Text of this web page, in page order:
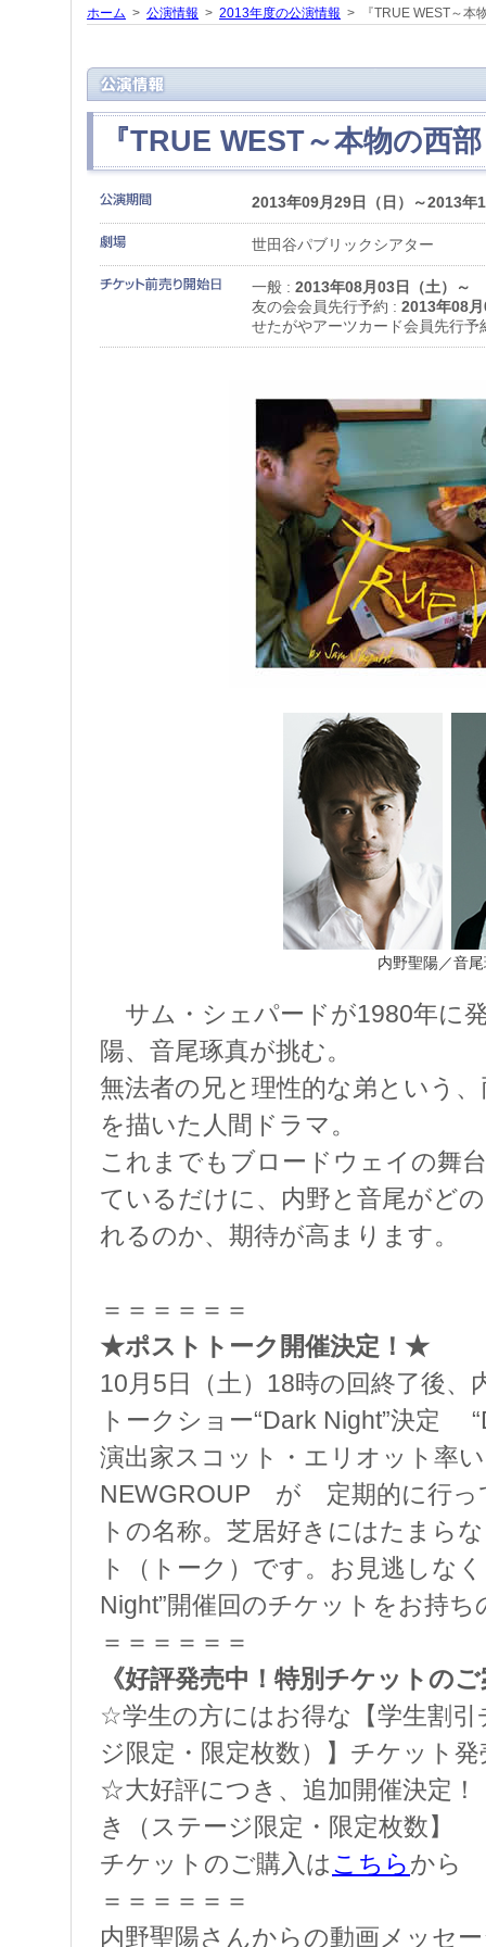
ホーム > 公演情報 > 2013年度の公演情報 > 『TRUE WEST～本
『TRUE WEST～本物の西
2013年09月29日（日）～2013年
世田谷パブリックシアター
一般 : 2013年08月03日（土）～
友の会会員先行予約 : 2013年08
せたがやアーツカード会員先行
内野聖陽／音
サム・シェパードが1980年に
陽、音尾琢真が挑む。
無法者の兄と理性的な弟という
を描いた人間ドラマ。
これまでもブロードウェイの舞
ているだけに、内野と音尾がど
れるのか、期待が高まります。
＝＝＝＝＝＝
★ポストトーク開催決定！★
10月5日（土）18時の回終了後、
トークショー“Dark Night”決定
演出家スコット・エリオット率
NEWGROUP が 定期的に行っ
トの名称。芝居好きにはたまら
ト（トーク）です。お見逃しな
Night”開催回のチケットをお持
＝＝＝＝＝＝
《好評発売中！特別チケットの
☆学生の方にはお得な【学生割
ジ限定・限定枚数）】チケット発
☆大好評につき、追加開催決定
き（ステージ限定・限定枚数】
チケットのご購入はこちらから
＝＝＝＝＝＝
内野聖陽さんからの動画メッセ